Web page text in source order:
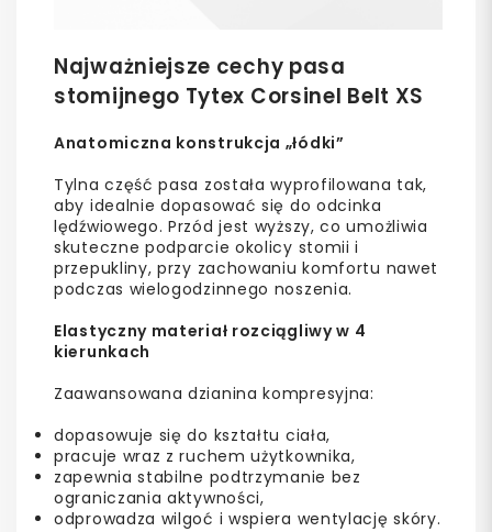
Najważniejsze cechy pasa
stomijnego Tytex Corsinel Belt XS
Anatomiczna konstrukcja „łódki”
Tylna część pasa została wyprofilowana tak,
aby idealnie dopasować się do odcinka
lędźwiowego. Przód jest wyższy, co umożliwia
skuteczne podparcie okolicy stomii i
przepukliny, przy zachowaniu komfortu nawet
podczas wielogodzinnego noszenia.
Elastyczny materiał rozciągliwy w 4
kierunkach
Zaawansowana dzianina kompresyjna:
dopasowuje się do kształtu ciała,
pracuje wraz z ruchem użytkownika,
zapewnia stabilne podtrzymanie bez
ograniczania aktywności,
odprowadza wilgoć i wspiera wentylację skóry.